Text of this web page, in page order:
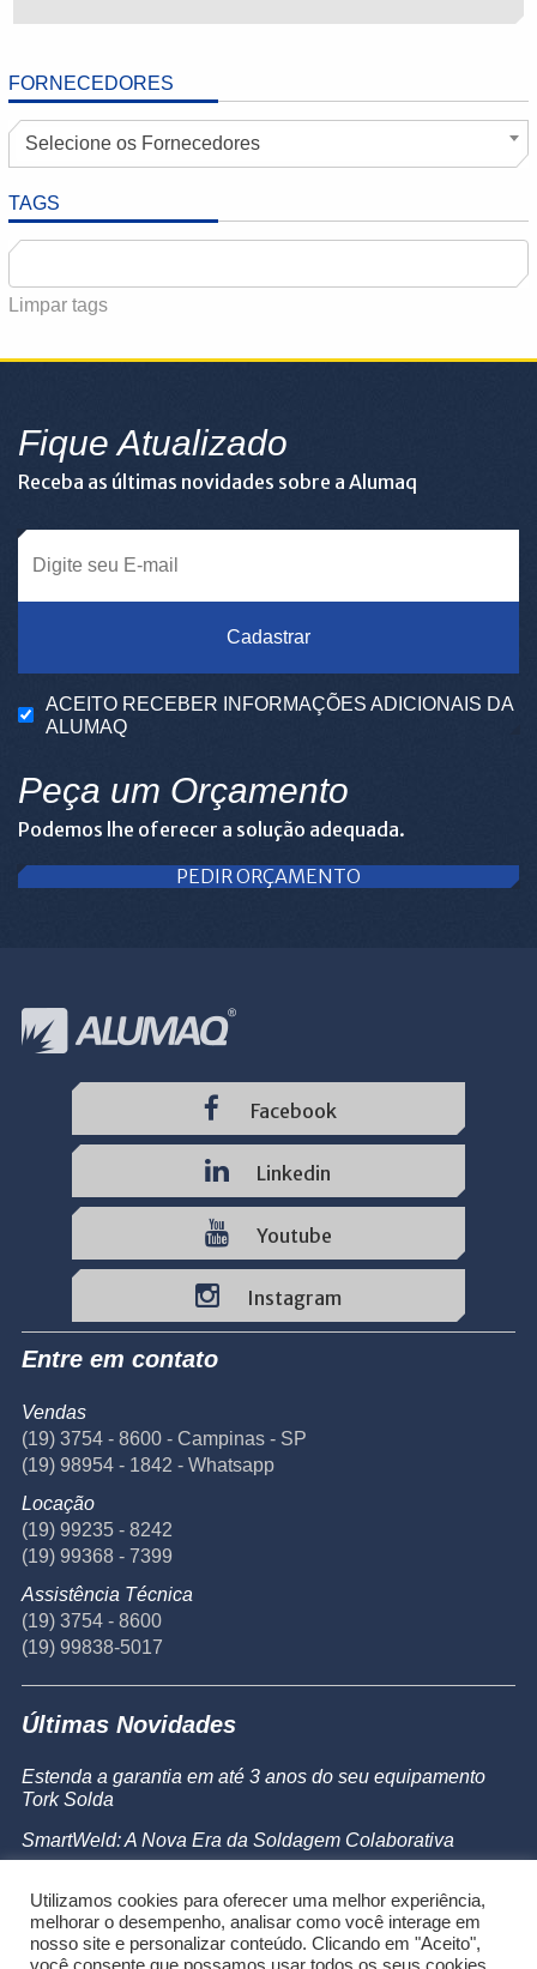
FORNECEDORES
Selecione os Fornecedores
TAGS
Limpar tags
Fique Atualizado
Receba as últimas novidades sobre a Alumaq
Cadastrar
ACEITO RECEBER INFORMAÇÕES ADICIONAIS DA
ALUMAQ
Peça um Orçamento
Podemos lhe oferecer a solução adequada.
PEDIR ORÇAMENTO
Facebook
Linkedin
Youtube
Instagram
Entre em contato
Vendas
(19) 3754 - 8600 - Campinas - SP
(19) 98954 - 1842 - Whatsapp
Locação
(19) 99235 - 8242
(19) 99368 - 7399
Assistência Técnica
(19) 3754 - 8600
(19) 99838-5017
Últimas Novidades
Estenda a garantia em até 3 anos do seu equipamento
Tork Solda
SmartWeld: A Nova Era da Soldagem Colaborativa
Powermax 45 SYNC
Utilizamos cookies para oferecer uma melhor experiência,
melhorar o desempenho, analisar como você interage em
nosso site e personalizar conteúdo. Clicando em "Aceito",